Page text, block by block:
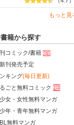
もっと見
籍から探す
コミック/書籍
新刊発売予定
キング(毎日更新)
ごと無料コミック
少女・女性無料マンガ
少年・青年無料マンガ
BL無料マンガ